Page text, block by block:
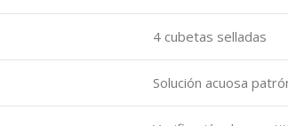
4 cubetas selladas
Solución acuosa